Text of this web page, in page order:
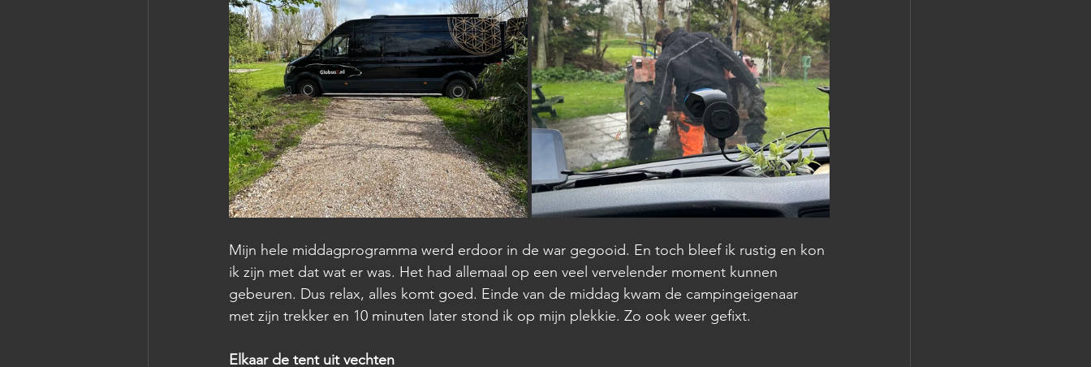
Mijn hele middagprogramma werd erdoor in de war gegooid. En toch bleef ik rustig en kon
ik zijn met dat wat er was. Het had allemaal op een veel vervelender moment kunnen
gebeuren. Dus relax, alles komt goed. Einde van de middag kwam de campingeigenaar
met zijn trekker en 10 minuten later stond ik op mijn plekkie. Zo ook weer gefixt.
Elkaar de tent uit vechten